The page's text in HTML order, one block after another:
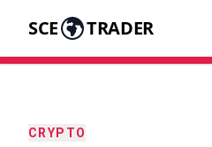
SCE TRADER
CRYPTO